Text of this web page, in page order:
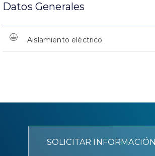
Datos Generales
Aislamiento eléctrico
SOLICITAR INFORMACIÓN